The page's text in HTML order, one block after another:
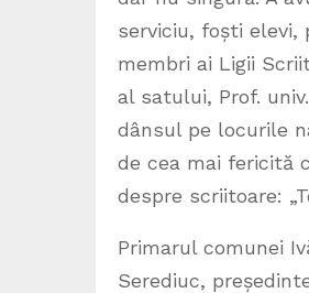
serviciu, foști elevi,
membri ai Ligii
al satului, Prof.
dânsul pe locurile
de cea mai fericită
despre scriitoare:
Primarul comunei
Serediuc,